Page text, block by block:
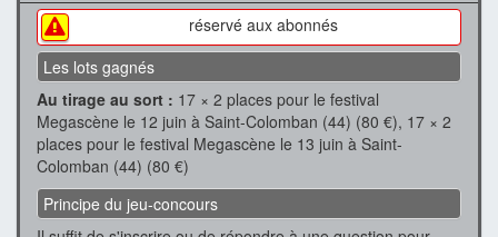
réservé aux abonnés
Les lots gagnés
Au tirage au sort : 17 × 2 places pour le festival
Megascène le 12 juin à Saint-Colomban (44) (80 €), 17 × 2
places pour le festival Megascène le 13 juin à Saint-
Colomban (44) (80 €)
Principe du jeu-concours